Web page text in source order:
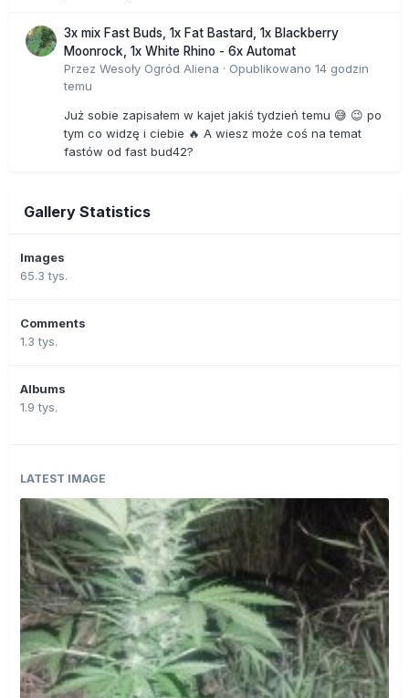
3x mix Fast Buds, 1x Fat Bastard, 1x Blackberry
Moonrock, 1x White Rhino - 6x Automat
Przez Wesoły Ogród Aliena · Opublikowano 14 godzin
temu
Już sobie zapisałem w kajet jakiś tydzień temu 😅 😉 po
tym co widzę i ciebie 🔥 A wiesz może coś na temat
fastów od fast bud42?
Gallery Statistics
Images
65.3 tys.
Comments
1.3 tys.
Albums
1.9 tys.
LATEST IMAGE